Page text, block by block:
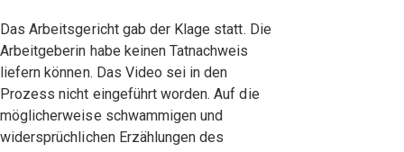
Das Arbeitsgericht gab der Klage statt. Die
Arbeitgeberin habe keinen Tatnachweis
liefern können. Das Video sei in den
Prozess nicht eingeführt worden. Auf die
möglicherweise schwammigen und
widersprüchlichen Erzählungen des